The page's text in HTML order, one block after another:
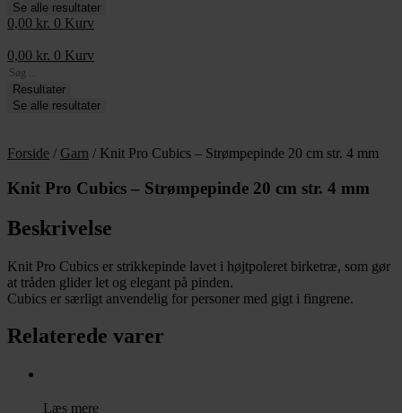
Se alle resultater
0,00 kr. 0 Kurv
0,00 kr. 0 Kurv
Search
...Resultater
Se alle resultater
Forside / Garn / Knit Pro Cubics – Strømpepinde 20 cm str. 4 mm
Knit Pro Cubics – Strømpepinde 20 cm str. 4 mm
Beskrivelse
Knit Pro Cubics er strikkepinde lavet i højtpoleret birketræ, som gør
at tråden glider let og elegant på pinden.
Cubics er særligt anvendelig for personer med gigt i fingrene.
Relaterede varer
Læs mere